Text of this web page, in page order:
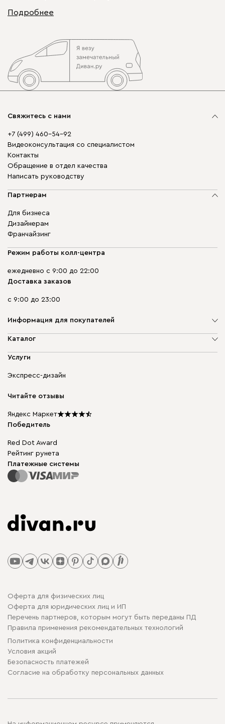
Подробнее
Свяжитесь с нами
+7 (499) 460-54-92
Видеоконсультация со специалистом
Контакты
Обращение в отдел качества
Написать руководству
Партнерам
Для бизнеса
Дизайнерам
Франчайзинг
Режим работы колл-центра
ежедневно с 9:00 до 22:00
Доставка заказов
с 9:00 до 23:00
Информация для покупателей
О компании
Доставка и оплата
диван.клуб
Подарочные сертификаты
Мы в прессе
Каталог
Мягкая мебель
Бескаркасная мебель
Столы и стулья
Услуги
Экспресс-дизайн
Читайте отзывы
Яндекс Маркет
Победитель
Red Dot Award
Рейтинг рунета
Платежные системы
Оферта для физических лиц
Оферта для юридических лиц и ИП
Перечень партнеров, которым могут быть переданы ПД
Правила применения рекомендательных технологий
Политика конфиденциальности
Условия акций
Безопасность платежей
Cогласие на обработку персональных данных